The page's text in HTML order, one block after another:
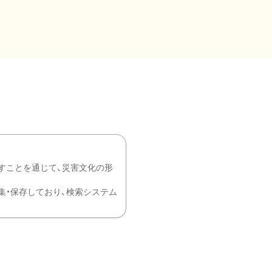
ことを通じて、災害文化の形
保存しており、検索システム